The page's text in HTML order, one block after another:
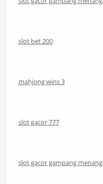
slot bet 200
mahjong wins 3
slot gacor 777
slot gacor gampang menang